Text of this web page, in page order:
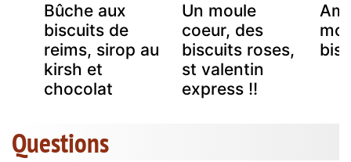
Bûche aux
biscuits de
reims, sirop au
kirsh et
chocolat
Un moule
coeur, des
biscuits roses,
st valentin
express !!
Questions